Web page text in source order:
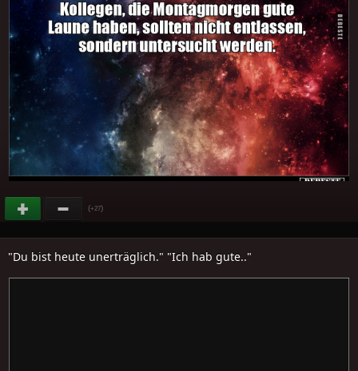
(+27)
"Du bist heute unerträglich." "Ich hab gute.."